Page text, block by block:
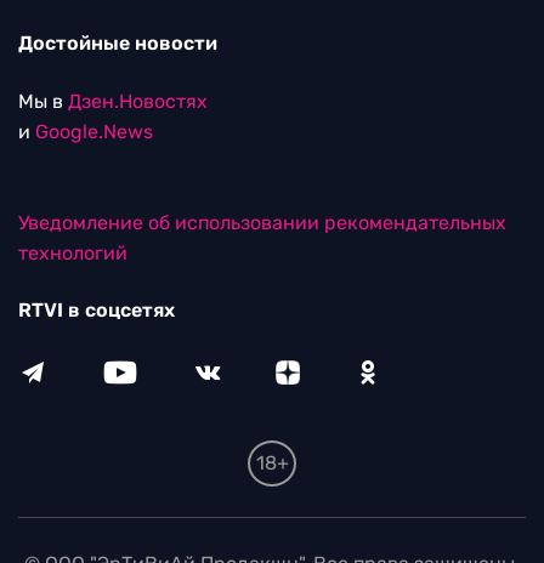
Достойные новости
Мы в Дзен.Новостях
и Google.News
Уведомление об использовании рекомендательных
технологий
RTVI в соцсетях
18+